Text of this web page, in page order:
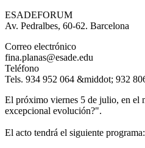
ESADEFORUM
Av. Pedralbes, 60-62. Barcelona
Correo electrónico
fina.planas@esade.edu
Teléfono
Tels. 934 952 064 &middot; 932
El próximo viernes 5 de julio, en el
excepcional evolución?".
El acto tendrá el siguiente programa: